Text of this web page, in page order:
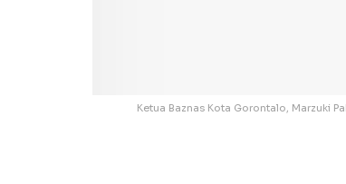
Ketua Baznas Kota Gorontalo, Marzuki